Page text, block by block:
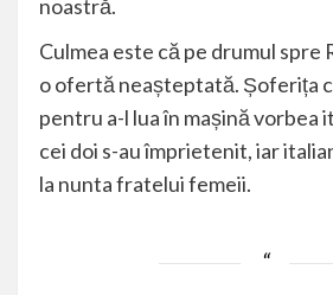
noastră.
Culmea este că pe drumul spre
o ofertă neașteptată. Șoferița
pentru a-l lua în mașină vorbea
cei doi s-au împrietenit, iar
la nunta fratelui femeii.